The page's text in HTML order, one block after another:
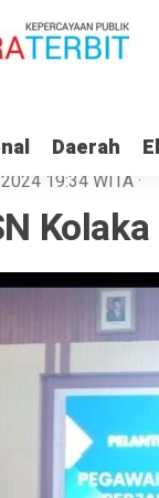
Daerah
19:34 WITA·